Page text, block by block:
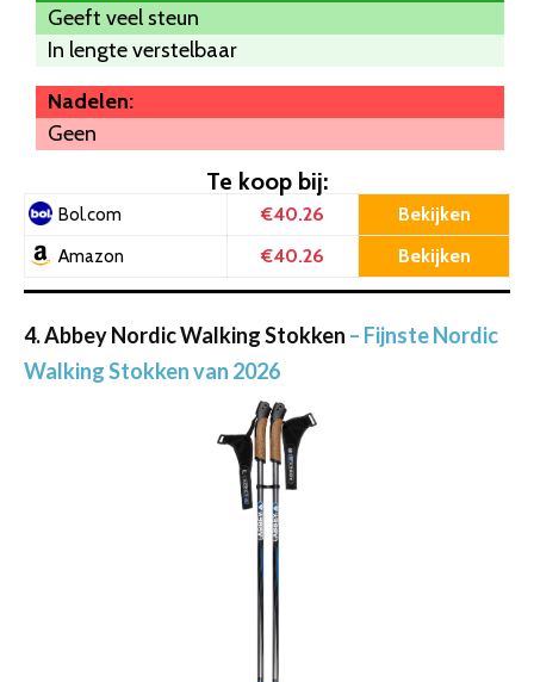
Geeft veel steun
In lengte verstelbaar
Nadelen:
Geen
Te koop bij:
Bol.com €40.26 Bekijken
Amazon €40.26 Bekijken
4. Abbey Nordic Walking Stokken – Fijnste Nordic
Walking Stokken van 2026